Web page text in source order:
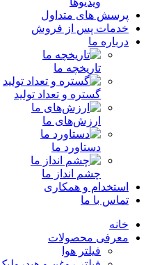
پرسش های متداول
خدمات پس از فروش
درباره ما
تاریخچه ما
گستره و تعداد تولید
ارزش‌های ما
دستاورد ما
چشم انداز ما
استخدام و همکاری
تماس با ما
خانه
معرفی محصولات
فیلتر هوا